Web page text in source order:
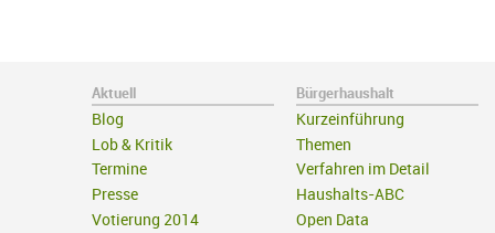
Aktuell
Blog
Lob & Kritik
Termine
Presse
Votierung 2014
Bürgerhaushalt
Kurzeinführung
Themen
Verfahren im Detail
Haushalts-ABC
Open Data